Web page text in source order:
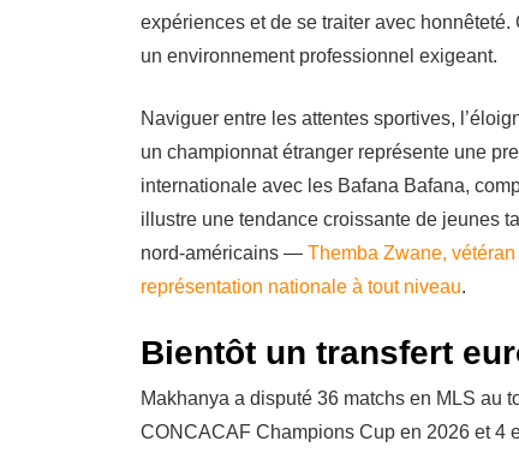
expériences et de se traiter avec
un environnement professionnel exigeant.
Naviguer entre les attentes sportives,
un championnat étranger représente une
internationale avec les Bafana Bafana,
illustre une tendance croissante de jeunes
nord-américains — Themba Zwane,
représentation nationale à tout niveau.
Bientôt un transfert
Makhanya a disputé 36 matchs en MLS au
CONCACAF Champions Cup en 2026 et 4